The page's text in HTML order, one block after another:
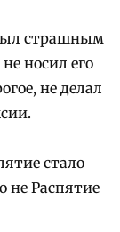
страшным
носил его
не делал
стало
не Распятие